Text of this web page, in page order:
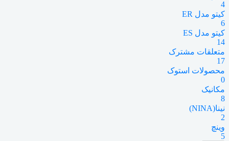
4
کیتو مدل ER
6
کیتو مدل ES
14
متعلقات مشترک
17
محصولات استوک
0
مکانیک
8
نینا(NINA)
2
وینچ
5